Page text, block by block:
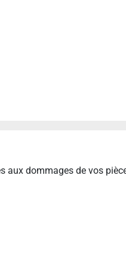
aux dommages de vos